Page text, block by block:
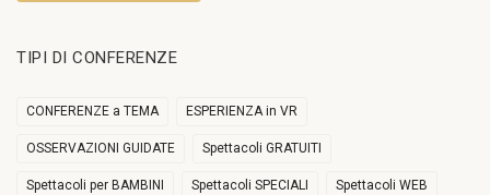
TIPI DI CONFERENZE
CONFERENZE a TEMA ESPERIENZA in VR
OSSERVAZIONI GUIDATE Spettacoli GRATUITI
Spettacoli per BAMBINI Spettacoli SPECIALI Spettacoli WEB